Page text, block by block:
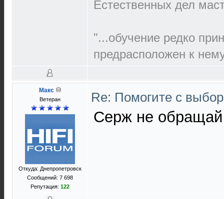
Естественных дел
"...обучение редко
предрасположен к
Макс
Ветеран
Откуда: Днепропетровск
Сообщений: 7 698
Репутация: 122
Re: Помогите с
Серж не